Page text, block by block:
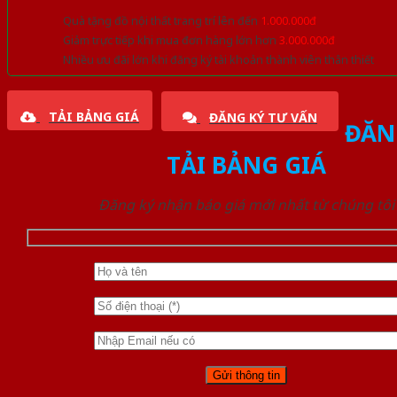
Quà tặng đồ nội thất trang trí lên đến 1.000.000đ
Giảm trực tiếp khi mua đơn hàng lớn hơn 3.000.000đ
Nhiều ưu đãi lớn khi đăng ký tài khoản thành viên thân thiết
TẢI BẢNG GIÁ ĐĂNG KÝ TƯ VẤN
TẢI BẢNG GIÁ
Đăng ký nhận báo giá mới nhất từ chúng tôi